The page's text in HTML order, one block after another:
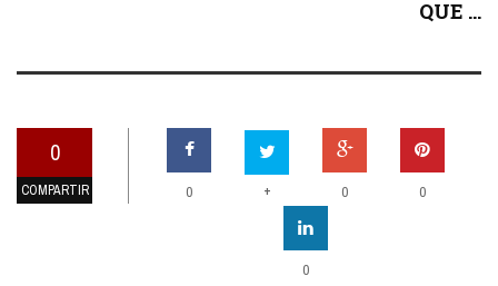
QUE ...
0
COMPARTIR 0 + 0 0
0